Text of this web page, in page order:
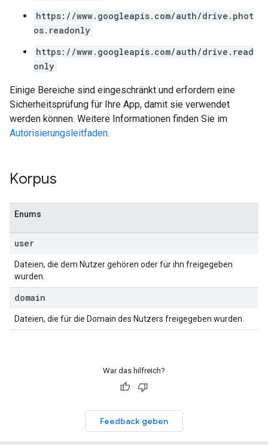
https://www.googleapis.com/auth/drive.phot
os.readonly
https://www.googleapis.com/auth/drive.read
only
Einige Bereiche sind eingeschränkt und erfordern eine
Sicherheitsprüfung für Ihre App, damit sie verwendet
werden können. Weitere Informationen finden Sie im
Autorisierungsleitfaden.
Korpus
Enums
user
Dateien, die dem Nutzer gehören oder für ihn freigegeben
wurden.
domain
Dateien, die für die Domain des Nutzers freigegeben wurden.
War das hilfreich?
Feedback geben